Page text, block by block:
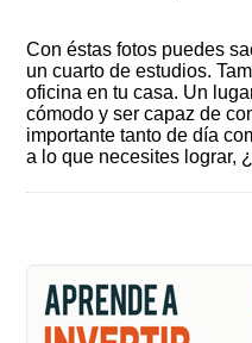
Con éstas fotos puedes
un cuarto de estudios.
oficina en tu casa. Un
cómodo y ser capaz de
importante tanto de día
a lo que necesites lograr,